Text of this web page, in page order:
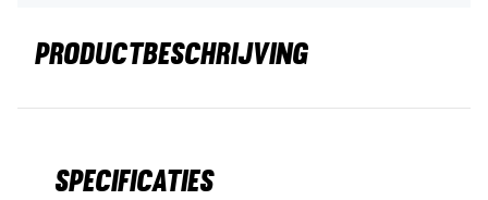
PRODUCTBESCHRIJVING
Specificaties